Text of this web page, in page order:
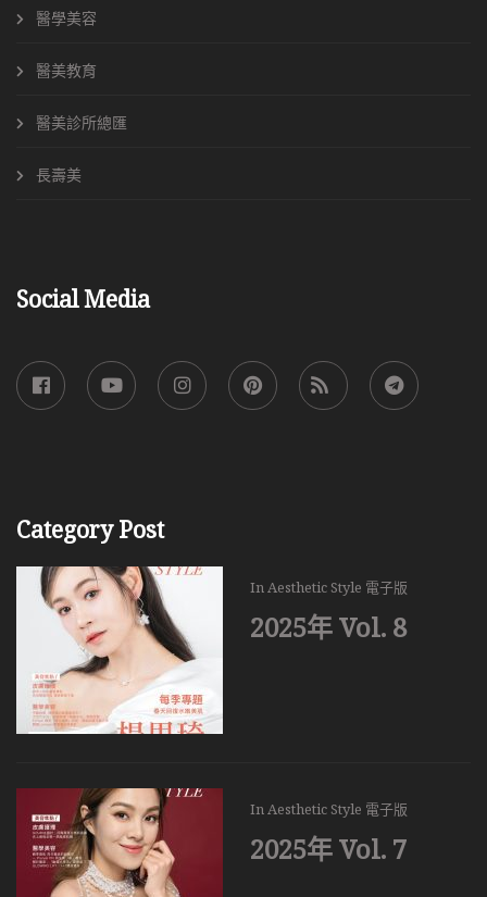
醫學美容
醫美教育
醫美診所總匯
長壽美
Social Media
Category Post
InAesthetic Style 電子版
2025年 Vol. 8
InAesthetic Style 電子版
2025年 Vol. 7